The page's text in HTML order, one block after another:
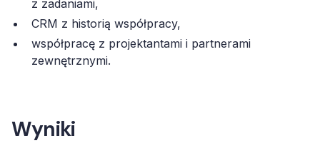
z zadaniami,
CRM z historią współpracy,
współpracę z projektantami i partnerami
zewnętrznymi.
Wyniki